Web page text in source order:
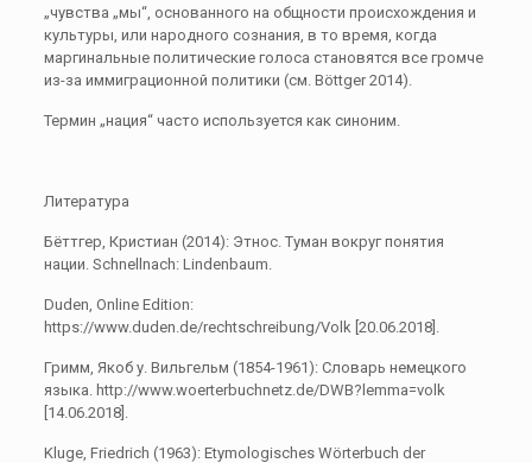
„чувства „мы“, основанного на общности происхождения и
культуры, или народного сознания, в то время, когда
маргинальные политические голоса становятся все громче
из-за иммиграционной политики (см. Böttger 2014).
Термин „нация“ часто используется как синоним.
Литература
Бёттгер, Кристиан (2014): Этнос. Туман вокруг понятия
нации. Schnellnach: Lindenbaum.
Duden, Online Edition:
https://www.duden.de/rechtschreibung/Volk [20.06.2018].
Гримм, Якоб у. Вильгельм (1854-1961): Словарь немецкого
языка. http://www.woerterbuchnetz.de/DWB?lemma=volk
[14.06.2018].
Kluge, Friedrich (1963): Etymologisches Wörterbuch der